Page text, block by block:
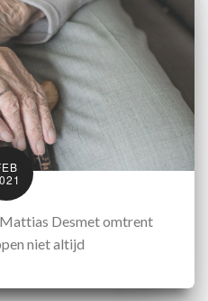
Desmet omtrent
niet altijd